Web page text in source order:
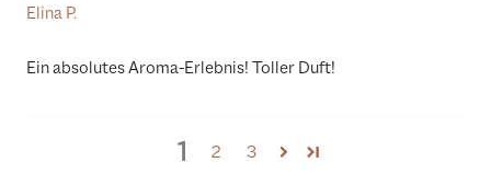
Elina P.
Ein absolutes Aroma-Erlebnis! Toller Duft!
1 2 3